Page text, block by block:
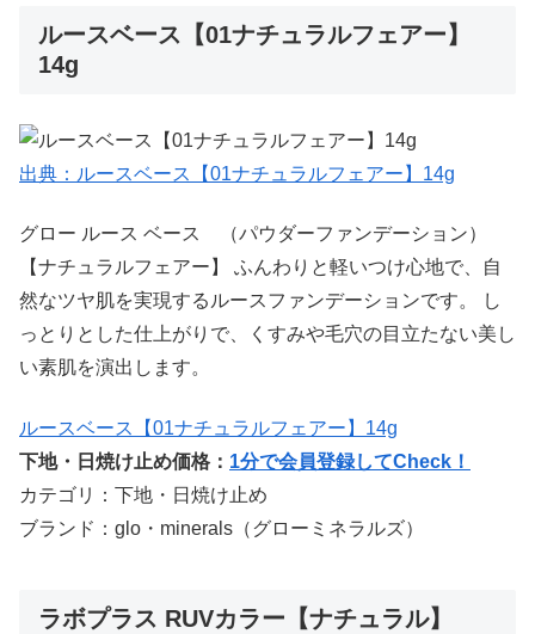
ルースベース【01ナチュラルフェアー】
14g
出典：ルースベース【01ナチュラルフェアー】14g
グロー ルース ベース （パウダーファンデーション）
【ナチュラルフェアー】 ふんわりと軽いつけ心地で、自
然なツヤ肌を実現するルースファンデーションです。 し
っとりとした仕上がりで、くすみや毛穴の目立たない美し
い素肌を演出します。
ルースベース【01ナチュラルフェアー】14g
下地・日焼け止め価格： 1分で会員登録してCheck！
カテゴリ：下地・日焼け止め
ブランド：glo・minerals（グローミネラルズ）
ラボプラス RUVカラー【ナチュラル】